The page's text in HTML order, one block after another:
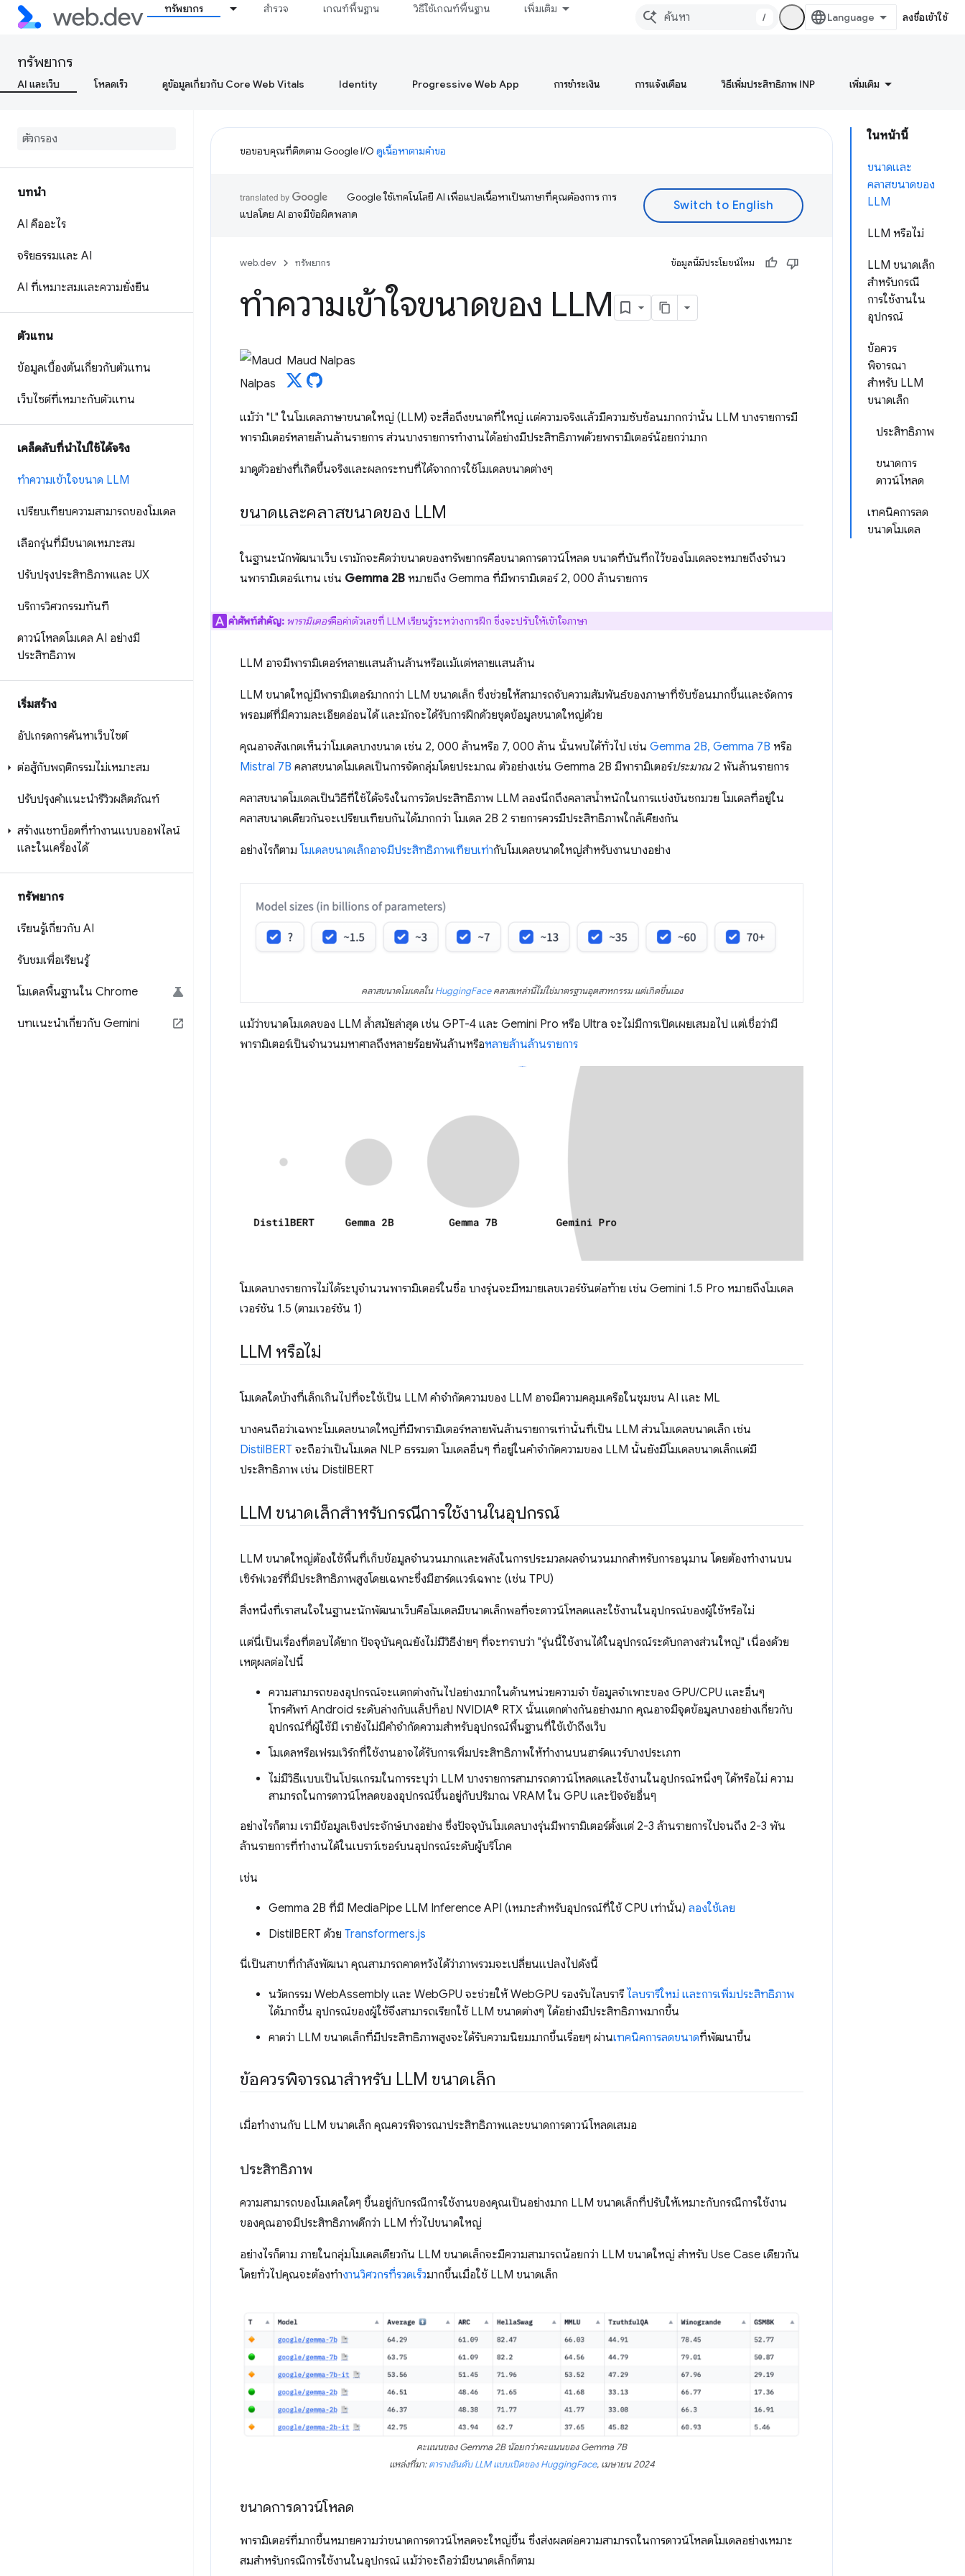
ทรัพยากร สำรวจ เกณฑ์พื้นฐาน วิธีใช้เกณฑ์พื้นฐาน เพิ่มเติม
/ ลงชื่อเข้าใช้
ทรัพยากร
AI และเว็บ โหลดเร็ว ดูข้อมูลเกี่ยวกับ Core Web Vitals Identity Progressive Web App การชำระเงิน การแจ้งเตือน วิธีเพิ่มประสิทธิภาพ INP เพิ่มเติม
บทนำ
AI คืออะไร
จริยธรรมและ AI
AI ที่เหมาะสมและความยั่งยืน
ตัวแทน
ข้อมูลเบื้องต้นเกี่ยวกับตัวแทน
เว็บไซต์ที่เหมาะกับตัวแทน
เคล็ดลับที่นำไปใช้ได้จริง
ทำความเข้าใจขนาด LLM
เปรียบเทียบความสามารถของโมเดล
เลือกรุ่นที่มีขนาดเหมาะสม
ปรับปรุงประสิทธิภาพและ UX
บริการวิศวกรรมทันที
ดาวน์โหลดโมเดล AI อย่างมี
ประสิทธิภาพ
เริ่มสร้าง
อัปเกรดการค้นหาเว็บไซต์
ต่อสู้กับพฤติกรรมไม่เหมาะสม
ปรับปรุงคำแนะนำรีวิวผลิตภัณฑ์
สร้างแชทบ็อตที่ทำงานแบบออฟไลน์
และในเครื่องได้
ทรัพยากร
เรียนรู้เกี่ยวกับ AI
รับชมเพื่อเรียนรู้
โมเดลพื้นฐานใน Chrome
บทแนะนำเกี่ยวกับ Gemini
ในหน้านี้
ขนาดและ
คลาสขนาดของ
LLM
LLM หรือไม่
LLM ขนาดเล็ก
สําหรับกรณี
การใช้งานใน
อุปกรณ์
ข้อควร
พิจารณา
สำหรับ LLM
ขนาดเล็ก
ประสิทธิภาพ
ขนาดการ
ดาวน์โหลด
เทคนิคการลด
ขนาดโมเดล
ขอขอบคุณที่ติดตาม Google I/O ดูเนื้อหาตามคำขอ
Google ใช้เทคโนโลยี AI เพื่อแปลเนื้อหาเป็นภาษาที่คุณต้องการ การ
แปลโดย AI อาจมีข้อผิดพลาด
web.dev ทรัพยากร ข้อมูลนี้มีประโยชน์ไหม
ทำความเข้าใจขนาดของ LLM
Maud Nalpas
แม้ว่า "L" ในโมเดลภาษาขนาดใหญ่ (LLM) จะสื่อถึงขนาดที่ใหญ่ แต่ความจริงแล้วมีความซับซ้อนมากกว่านั้น LLM บางรายการมี
พารามิเตอร์หลายล้านล้านรายการ ส่วนบางรายการทํางานได้อย่างมีประสิทธิภาพด้วยพารามิเตอร์น้อยกว่ามาก
มาดูตัวอย่างที่เกิดขึ้นจริงและผลกระทบที่ได้จากการใช้โมเดลขนาดต่างๆ
ขนาดและคลาสขนาดของ LLM
ในฐานะนักพัฒนาเว็บ เรามักจะคิดว่าขนาดของทรัพยากรคือขนาดการดาวน์โหลด ขนาดที่บันทึกไว้ของโมเดลจะหมายถึงจํานว
นพารามิเตอร์แทน เช่น Gemma 2B หมายถึง Gemma ที่มีพารามิเตอร์ 2, 000 ล้านรายการ
คําศัพท์สําคัญ: พารามิเตอร์คือค่าตัวเลขที่ LLM เรียนรู้ระหว่างการฝึก ซึ่งจะปรับให้เข้าใจภาษา
LLM อาจมีพารามิเตอร์หลายแสนล้านล้านหรือแม้แต่หลายแสนล้าน
LLM ขนาดใหญ่มีพารามิเตอร์มากกว่า LLM ขนาดเล็ก ซึ่งช่วยให้สามารถจับความสัมพันธ์ของภาษาที่ซับซ้อนมากขึ้นและจัดการ
พรอมต์ที่มีความละเอียดอ่อนได้ และมักจะได้รับการฝึกด้วยชุดข้อมูลขนาดใหญ่ด้วย
คุณอาจสังเกตเห็นว่าโมเดลบางขนาด เช่น 2, 000 ล้านหรือ 7, 000 ล้าน นั้นพบได้ทั่วไป เช่น Gemma 2B, Gemma 7B หรือ
Mistral 7B คลาสขนาดโมเดลเป็นการจัดกลุ่มโดยประมาณ ตัวอย่างเช่น Gemma 2B มีพารามิเตอร์ประมาณ2 พันล้านรายการ
คลาสขนาดโมเดลเป็นวิธีที่ใช้ได้จริงในการวัดประสิทธิภาพ LLM ลองนึกถึงคลาสน้ำหนักในการแข่งขันชกมวย โมเดลที่อยู่ใน
คลาสขนาดเดียวกันจะเปรียบเทียบกันได้มากกว่า โมเดล 2B 2 รายการควรมีประสิทธิภาพใกล้เคียงกัน
อย่างไรก็ตาม โมเดลขนาดเล็กอาจมีประสิทธิภาพเทียบเท่ากับโมเดลขนาดใหญ่สำหรับงานบางอย่าง
คลาสขนาดโมเดลในHuggingFaceคลาสเหล่านี้ไม่ใช่มาตรฐานอุตสาหกรรม แต่เกิดขึ้นเอง
แม้ว่าขนาดโมเดลของ LLM ล้ำสมัยล่าสุด เช่น GPT-4 และ Gemini Pro หรือ Ultra จะไม่มีการเปิดเผยเสมอไป แต่เชื่อว่ามี
พารามิเตอร์เป็นจำนวนมหาศาลถึงหลายร้อยพันล้านหรือหลายล้านล้านรายการ
โมเดลบางรายการไม่ได้ระบุจํานวนพารามิเตอร์ในชื่อ บางรุ่นจะมีหมายเลขเวอร์ชันต่อท้าย เช่น Gemini 1.5 Pro หมายถึงโมเดล
เวอร์ชัน 1.5 (ตามเวอร์ชัน 1)
LLM หรือไม่
โมเดลใดบ้างที่เล็กเกินไปที่จะใช้เป็น LLM คําจํากัดความของ LLM อาจมีความคลุมเครือในชุมชน AI และ ML
บางคนถือว่าเฉพาะโมเดลขนาดใหญ่ที่มีพารามิเตอร์หลายพันล้านรายการเท่านั้นที่เป็น LLM ส่วนโมเดลขนาดเล็ก เช่น
DistilBERT จะถือว่าเป็นโมเดล NLP ธรรมดา โมเดลอื่นๆ ที่อยู่ในคำจำกัดความของ LLM นั้นยังมีโมเดลขนาดเล็กแต่มี
ประสิทธิภาพ เช่น DistilBERT
LLM ขนาดเล็กสําหรับกรณีการใช้งานในอุปกรณ์
LLM ขนาดใหญ่ต้องใช้พื้นที่เก็บข้อมูลจำนวนมากและพลังในการประมวลผลจำนวนมากสำหรับการอนุมาน โดยต้องทำงานบน
เซิร์ฟเวอร์ที่มีประสิทธิภาพสูงโดยเฉพาะซึ่งมีฮาร์ดแวร์เฉพาะ (เช่น TPU)
สิ่งหนึ่งที่เราสนใจในฐานะนักพัฒนาเว็บคือโมเดลมีขนาดเล็กพอที่จะดาวน์โหลดและใช้งานในอุปกรณ์ของผู้ใช้หรือไม่
แต่นี่เป็นเรื่องที่ตอบได้ยาก ปัจจุบันคุณยังไม่มีวิธีง่ายๆ ที่จะทราบว่า "รุ่นนี้ใช้งานได้ในอุปกรณ์ระดับกลางส่วนใหญ่" เนื่องด้วย
เหตุผลต่อไปนี้
ความสามารถของอุปกรณ์จะแตกต่างกันไปอย่างมากในด้านหน่วยความจำ ข้อมูลจำเพาะของ GPU/CPU และอื่นๆ
โทรศัพท์ Android ระดับล่างกับแล็ปท็อป NVIDIA® RTX นั้นแตกต่างกันอย่างมาก คุณอาจมีจุดข้อมูลบางอย่างเกี่ยวกับ
อุปกรณ์ที่ผู้ใช้มี เรายังไม่มีคำจำกัดความสำหรับอุปกรณ์พื้นฐานที่ใช้เข้าถึงเว็บ
โมเดลหรือเฟรมเวิร์กที่ใช้งานอาจได้รับการเพิ่มประสิทธิภาพให้ทำงานบนฮาร์ดแวร์บางประเภท
ไม่มีวิธีแบบเป็นโปรแกรมในการระบุว่า LLM บางรายการสามารถดาวน์โหลดและใช้งานในอุปกรณ์หนึ่งๆ ได้หรือไม่ ความ
สามารถในการดาวน์โหลดของอุปกรณ์ขึ้นอยู่กับปริมาณ VRAM ใน GPU และปัจจัยอื่นๆ
อย่างไรก็ตาม เรามีข้อมูลเชิงประจักษ์บางอย่าง ซึ่งปัจจุบันโมเดลบางรุ่นมีพารามิเตอร์ตั้งแต่ 2-3 ล้านรายการไปจนถึง 2-3 พัน
ล้านรายการที่ทำงานได้ในเบราว์เซอร์บนอุปกรณ์ระดับผู้บริโภค
เช่น
Gemma 2B ที่มี MediaPipe LLM Inference API (เหมาะสำหรับอุปกรณ์ที่ใช้ CPU เท่านั้น) ลองใช้เลย
DistilBERT ด้วย Transformers.js
นี่เป็นสาขาที่กำลังพัฒนา คุณสามารถคาดหวังได้ว่าภาพรวมจะเปลี่ยนแปลงไปดังนี้
นวัตกรรม WebAssembly และ WebGPU จะช่วยให้ WebGPU รองรับไลบรารี ไลบรารีใหม่ และการเพิ่มประสิทธิภาพ
ได้มากขึ้น อุปกรณ์ของผู้ใช้จึงสามารถเรียกใช้ LLM ขนาดต่างๆ ได้อย่างมีประสิทธิภาพมากขึ้น
คาดว่า LLM ขนาดเล็กที่มีประสิทธิภาพสูงจะได้รับความนิยมมากขึ้นเรื่อยๆ ผ่านเทคนิคการลดขนาดที่พัฒนาขึ้น
ข้อควรพิจารณาสำหรับ LLM ขนาดเล็ก
เมื่อทํางานกับ LLM ขนาดเล็ก คุณควรพิจารณาประสิทธิภาพและขนาดการดาวน์โหลดเสมอ
ประสิทธิภาพ
ความสามารถของโมเดลใดๆ ขึ้นอยู่กับกรณีการใช้งานของคุณเป็นอย่างมาก LLM ขนาดเล็กที่ปรับให้เหมาะกับกรณีการใช้งาน
ของคุณอาจมีประสิทธิภาพดีกว่า LLM ทั่วไปขนาดใหญ่
อย่างไรก็ตาม ภายในกลุ่มโมเดลเดียวกัน LLM ขนาดเล็กจะมีความสามารถน้อยกว่า LLM ขนาดใหญ่ สําหรับ Use Case เดียวกัน
โดยทั่วไปคุณจะต้องทํางานวิศวกรที่รวดเร็วมากขึ้นเมื่อใช้ LLM ขนาดเล็ก
คะแนนของ Gemma 2B น้อยกว่าคะแนนของ Gemma 7B
แหล่งที่มา:ตารางอันดับ LLM แบบเปิดของ HuggingFace, เมษายน 2024
ขนาดการดาวน์โหลด
พารามิเตอร์ที่มากขึ้นหมายความว่าขนาดการดาวน์โหลดจะใหญ่ขึ้น ซึ่งส่งผลต่อความสามารถในการดาวน์โหลดโมเดลอย่างเหมาะ
สมสำหรับกรณีการใช้งานในอุปกรณ์ แม้ว่าจะถือว่ามีขนาดเล็กก็ตาม